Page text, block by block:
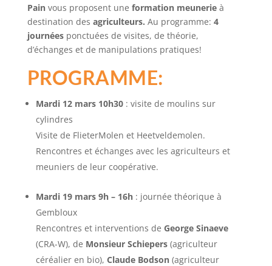
Painvous proposent une formation meunerieà
destination des agriculteurs. Au programme: 4
journéesponctuées de visites, de théorie,
d’échanges et de manipulations pratiques!
PROGRAMME:
Mardi 12 mars 10h30: visite de moulins sur
cylindres
Visite de FlieterMolen et Heetveldemolen.
Rencontres et échanges avec les agriculteurs et
meuniers de leur coopérative.
Mardi 19 mars 9h – 16h: journée théorique à
Gembloux
Rencontres et interventions de George Sinaeve
(CRA-W), de Monsieur Schiepers(agriculteur
céréalier en bio), Claude Bodson(agriculteur